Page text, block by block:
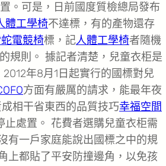
。可是，日前國度質檢總局發布
體工學椅不達標，有的產物還存
電競椅標，記人體工學椅者隨機
規則。 據記者清楚，兒童衣柜是
年8月1日起實行的國標對兒
方面有嚴厲的請求，能最年夜
相干省東西的品質技巧幸福空間
止處置。 花費者選購兒童衣柜需
有一戶家庭能說出國標之中的規
上都貼了平安防撞邊角，以免孩